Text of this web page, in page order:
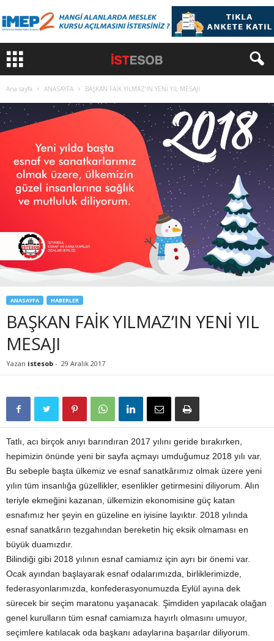
Ana sayfa ANASAYFA BAŞKAN FAİK YILMAZ’IN YENİ YIL MESAJI
ANASAYFA HABERLER
BAŞKAN FAİK YILMAZ’IN YENİ YIL
MESAJI
Yazan istesob - 29 Aralık 2017
Tatlı, acı birçok anıyı barındıran 2017 yılını geride bırakırken,
hepimizin önünde yeni bir sayfa açmayı umduğumuz 2018 yılı var.
Bu sebeple başta ülkemiz ve esnaf sanatkârımız olmak üzere yeni
yılın tüm insanlığa güzellikler, esenlikler getirmesini diliyorum. Alın
teriyle ekmeğini kazanan, ülkemizin ekonomisine güç katan
esnafımız her şeyin en güzeline en iyisine layıktır. 2018 yılında
esnaf sanatkârın tezgahından bereketin hiç eksik olmaması en
büyük duamızdır.
Bilindiği gibi 2018 yılının esnaf camiamız için ayrı bir önemi var.
Ocak ayından başlayarak esnaf odalarımızda, birliklerimizde,
federasyonlarımızda, konfederasyonumuzda Eylül ayına dek
sürecek bir seçim maratonu yaşanacak. Şimdiden yapılacak olağan
genel kurulların tüm esnaf camiamıza hayırlı olmasını umuyor,
seçimlere katılacak oda başkanı adaylarına başarılar diliyorum.